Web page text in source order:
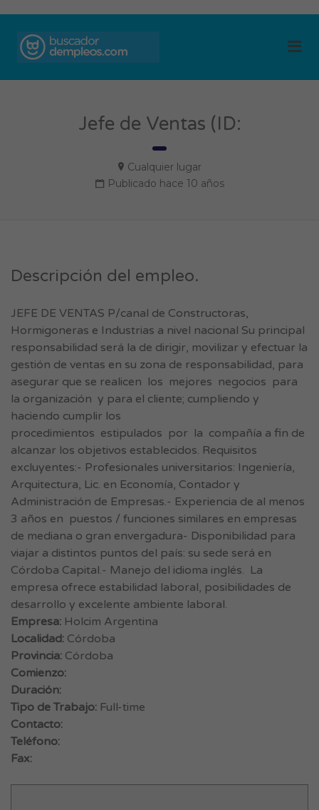
Jefe de Ventas (ID:
Cualquier lugar
Publicado hace 10 años
Descripción del empleo.
JEFE DE VENTAS P/canal de Constructoras,
Hormigoneras e Industrias a nivel nacional Su principal
responsabilidad será la de dirigir, movilizar y efectuar la
gestión de ventas en su zona de responsabilidad, para
asegurar que se realicen los mejores negocios para
la organización y para el cliente; cumpliendo y
haciendo cumplir los
procedimientos estipulados por la compañía a fin de
alcanzar los objetivos establecidos. Requisitos
excluyentes:- Profesionales universitarios: Ingeniería,
Arquitectura, Lic. en Economía, Contador y
Administración de Empresas.- Experiencia de al menos
3 años en puestos / funciones similares en empresas
de mediana o gran envergadura- Disponibilidad para
viajar a distintos puntos del país: su sede será en
Córdoba Capital.- Manejo del idioma inglés. La
empresa ofrece estabilidad laboral, posibilidades de
desarrollo y excelente ambiente laboral.
Empresa: Holcim Argentina
Localidad: Córdoba
Provincia: Córdoba
Comienzo:
Duración:
Tipo de Trabajo: Full-time
Contacto:
Teléfono:
Fax: